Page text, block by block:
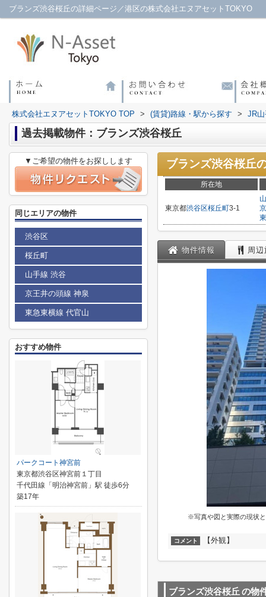
ブランズ渋谷桜丘の詳細ページ／港区の株式会社エヌアセットTOKYO
株式会社エヌアセットTOKYO TOP > (賃貸)路線・駅から探す > JR
過去掲載物件：ブランズ渋谷桜丘
ブランズ渋谷桜丘
所在地
東京都渋谷区桜丘町3-1
物件情報 周
※写真や図と実際の現状
コメント 【外観】
ブランズ渋谷桜丘 の物
▼ご希望の物件をお探しします
同じエリアの物件
渋谷区
桜丘町
山手線 渋谷
京王井の頭線 神泉
東急東横線 代官山
おすすめ物件
パークコート神宮前
東京都渋谷区神宮前１丁目
千代田線「明治神宮前」駅 徒歩6分
築17年